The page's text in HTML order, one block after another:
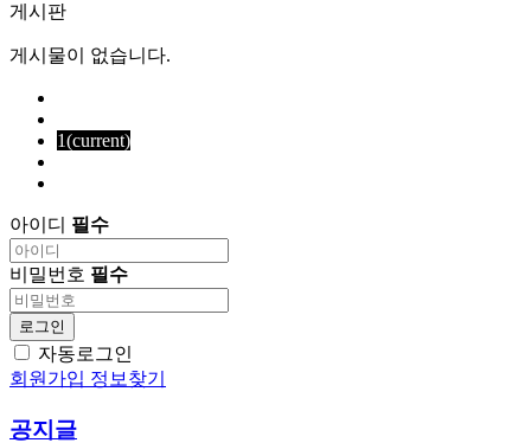
게시판
게시물이 없습니다.
1(current)
아이디 필수
비밀번호 필수
로그인
자동로그인
회원가입 정보찾기
공지글